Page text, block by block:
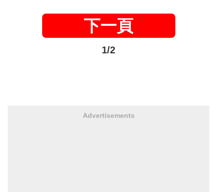
下一頁
1/2
Advertisements